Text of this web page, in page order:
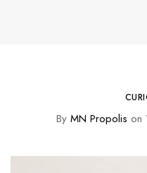
By MN Propolis on